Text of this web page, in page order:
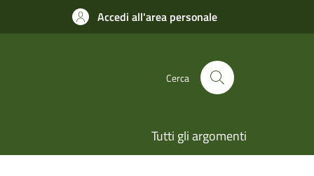
Accedi all'area personale
Cerca
Tutti gli argomenti